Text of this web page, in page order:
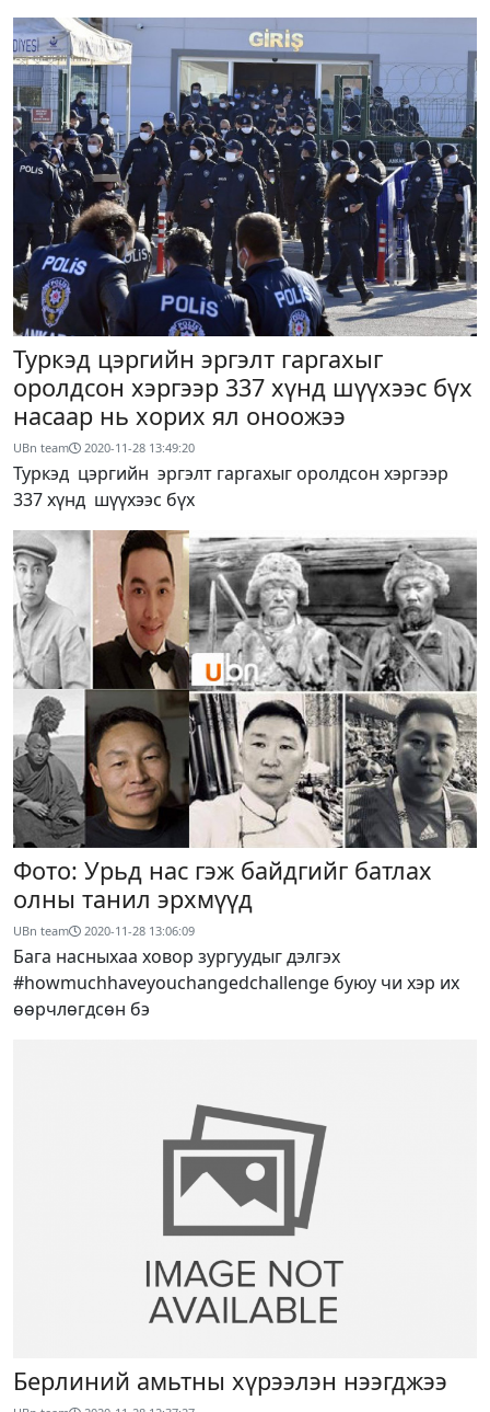
Туркэд цэргийн эргэлт гаргахыг
оролдсон хэргээр 337 хүнд шүүхээс бүх
насаар нь хорих ял оноожээ
UBn team 2020-11-28 13:49:20
Туркэд цэргийн эргэлт гаргахыг оролдсон хэргээр
337 хүнд шүүхээс бүх
Фото: Урьд нас гэж байдгийг батлах
олны танил эрхмүүд
UBn team 2020-11-28 13:06:09
Бага насныхаа ховор зургуудыг дэлгэх
#howmuchhaveyouchangedchallenge буюу чи хэр их
өөрчлөгдсөн бэ
Берлиний амьтны хүрээлэн нээгджээ